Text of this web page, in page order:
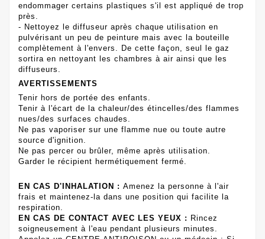
endommager certains plastiques s'il est appliqué de trop
près.
- Nettoyez le diffuseur après chaque utilisation en
pulvérisant un peu de peinture mais avec la bouteille
complètement à l'envers. De cette façon, seul le gaz
sortira en nettoyant les chambres à air ainsi que les
diffuseurs.
AVERTISSEMENTS
Tenir hors de portée des enfants.
Tenir à l'écart de la chaleur/des étincelles/des flammes
nues/des surfaces chaudes.
Ne pas vaporiser sur une flamme nue ou toute autre
source d'ignition.
Ne pas percer ou brûler, même après utilisation.
Garder le récipient hermétiquement fermé.
EN CAS D'INHALATION : Amenez la personne à l'air
frais et maintenez-la dans une position qui facilite la
respiration.
EN CAS DE CONTACT AVEC LES YEUX : Rincez
soigneusement à l'eau pendant plusieurs minutes.